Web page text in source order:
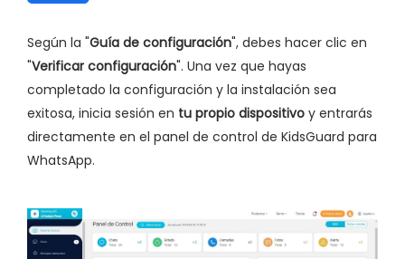
Según la "Guía de configuración", debes hacer clic en
"Verificar configuración". Una vez que hayas
completado la configuración y la instalación sea
exitosa, inicia sesión en tu propio dispositivo y entrarás
directamente en el panel de control de KidsGuard para
WhatsApp.